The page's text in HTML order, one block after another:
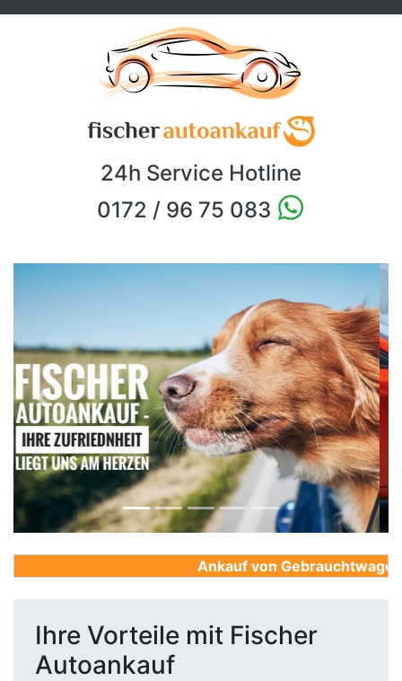
24h Service Hotline
0172 / 96 75 083
Previous Next
Ankauf von
Ihre Vorteile mit Fischer
Autoankauf